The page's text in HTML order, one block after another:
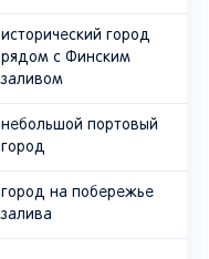
исторический город
рядом с Финским
заливом
небольшой портовый
город
город на побережье
залива